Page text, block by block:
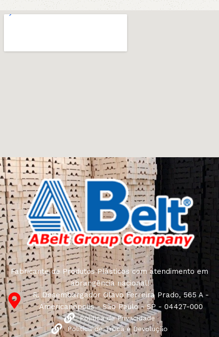
Fabricante de Produtos Plásticos com atendimento em
abrangência nacional!
R. Desembargador Olavo Ferreira Prado, 565 A -
Americanópolis - São Paulo - SP - 04427-000
Política de Privacidade
Política de Troca e Devolução